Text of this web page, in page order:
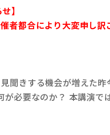
】
者都合により大変申し訳
聞きする機会が増えた
必要なのか？ 本講演